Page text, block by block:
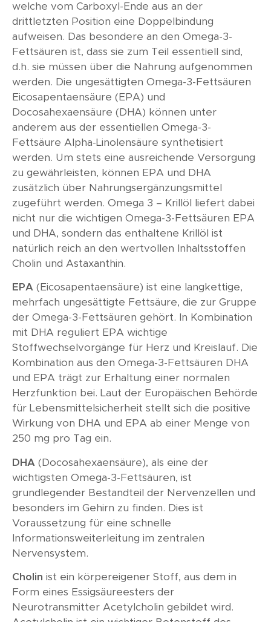
welche vom Carboxyl-Ende aus an der
drittletzten Position eine Doppelbindung
aufweisen. Das besondere an den Omega-3-
Fettsäuren ist, dass sie zum Teil essentiell sind,
d.h. sie müssen über die Nahrung aufgenommen
werden. Die ungesättigten Omega-3-Fettsäuren
Eicosapentaensäure (EPA) und
Docosahexaensäure (DHA) können unter
anderem aus der essentiellen Omega-3-
Fettsäure Alpha-Linolensäure synthetisiert
werden. Um stets eine ausreichende Versorgung
zu gewährleisten, können EPA und DHA
zusätzlich über Nahrungsergänzungsmittel
zugeführt werden. Omega 3 – Krillöl liefert dabei
nicht nur die wichtigen Omega-3-Fettsäuren EPA
und DHA, sondern das enthaltene Krillöl ist
natürlich reich an den wertvollen Inhaltsstoffen
Cholin und Astaxanthin.
EPA (Eicosapentaensäure) ist eine langkettige,
mehrfach ungesättigte Fettsäure, die zur Gruppe
der Omega-3-Fettsäuren gehört. In Kombination
mit DHA reguliert EPA wichtige
Stoffwechselvorgänge für Herz und Kreislauf. Die
Kombination aus den Omega-3-Fettsäuren DHA
und EPA trägt zur Erhaltung einer normalen
Herzfunktion bei. Laut der Europäischen Behörde
für Lebensmittelsicherheit stellt sich die positive
Wirkung von DHA und EPA ab einer Menge von
250 mg pro Tag ein.
DHA (Docosahexaensäure), als eine der
wichtigsten Omega-3-Fettsäuren, ist
grundlegender Bestandteil der Nervenzellen und
besonders im Gehirn zu finden. Dies ist
Voraussetzung für eine schnelle
Informationsweiterleitung im zentralen
Nervensystem.
Cholin ist ein körpereigener Stoff, aus dem in
Form eines Essigsäureesters der
Neurotransmitter Acetylcholin gebildet wird.